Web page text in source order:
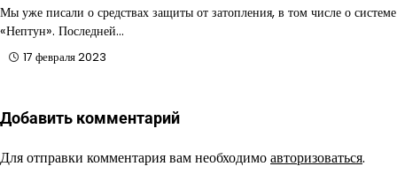
Мы уже писали о средствах защиты от затопления, в том числе о системе
«Нептун». Последней…
17 февраля 2023
Добавить комментарий
Для отправки комментария вам необходимоавторизоваться.